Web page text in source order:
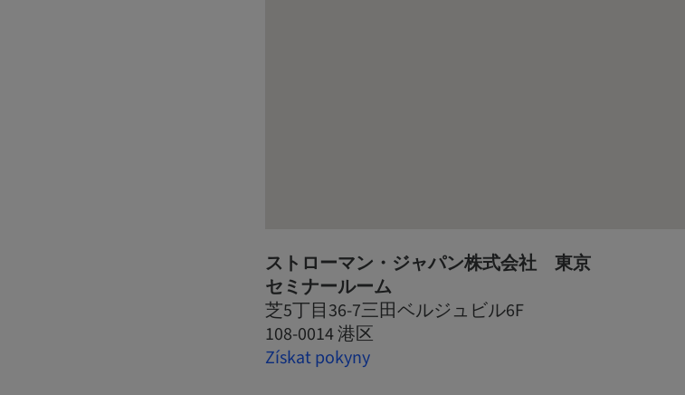
ストローマン・ジャパン株式会社 東京
セミナールーム
芝5丁目36-7三田ベルジュビル6F
108-0014 港区
Získat pokyny